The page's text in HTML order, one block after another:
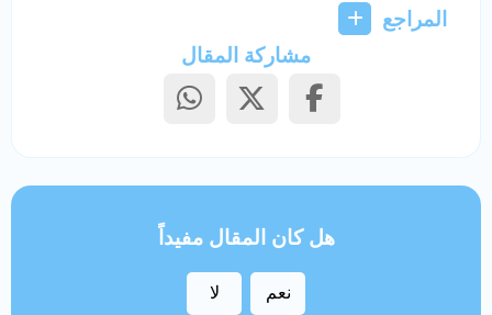
المراجع
مشاركة المقال
هل كان المقال مفيداً
نعم لا